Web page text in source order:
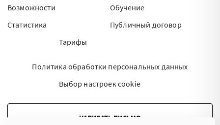
Возможности
Статистика
Тарифы
Обучение
Публичный договор
Политика обработки персональных данных
Выбор настроек cookie
НАПИСАТЬ ПИСЬМО